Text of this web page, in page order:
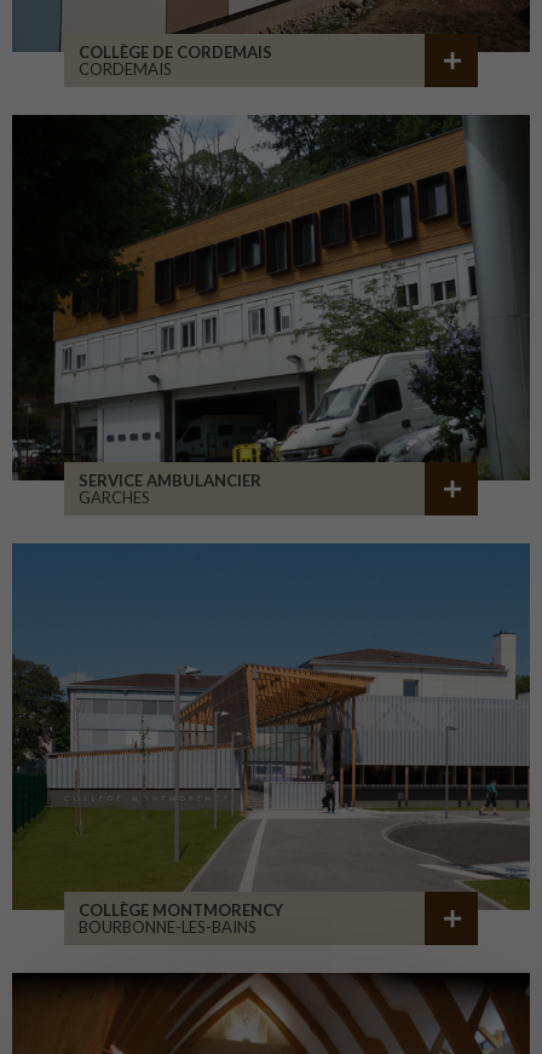
COLLÈGE DE CORDEMAIS
CORDEMAIS
SERVICE AMBULANCIER
GARCHES
COLLÈGE MONTMORENCY
BOURBONNE-LES-BAINS